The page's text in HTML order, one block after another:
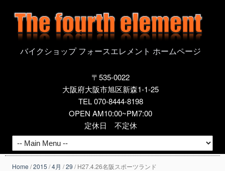
バイクショップ フォースエレメント ホームページ
〒535-0022
大阪府大阪市旭区新森1-1-25
TEL 070-8444-8198
OPEN AM10:00~PM7:00
定休日 不定休
Home /2015 /4月 /29 / H27.4.26名阪スポーツランド